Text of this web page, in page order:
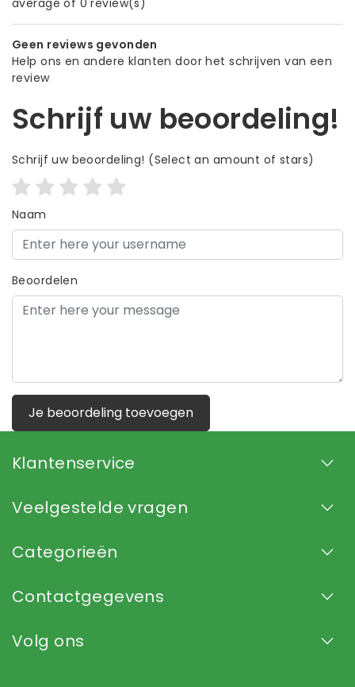
Geen reviews gevonden
Help ons en andere klanten door het schrijven van een
review
Schrijf uw beoordeling!
Schrijf uw beoordeling! (Select an amount of stars)
Naam
Beoordelen
Je beoordeling toevoegen
Klantenservice
Veelgestelde vragen
Categorieën
Contactgegevens
Volg ons